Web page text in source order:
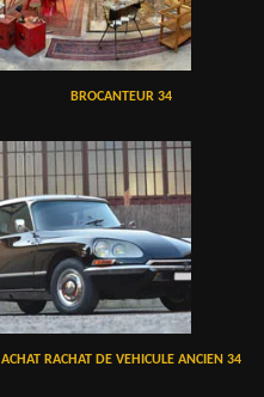
BROCANTEUR 34
ACHAT RACHAT DE VEHICULE ANCIEN 34